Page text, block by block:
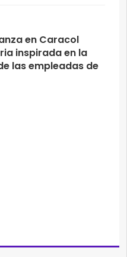
en Caracol
inspirada en la
las empleadas de